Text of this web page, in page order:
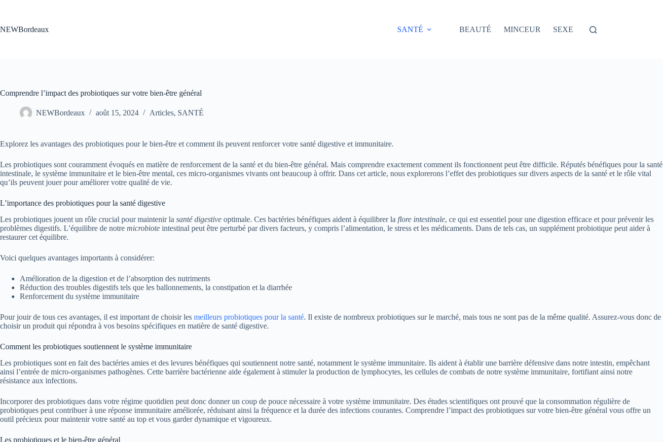
NEWBordeaux
SANTÉ BEAUTÉ MINCEUR SEXE
Comprendre l’impact des probiotiques sur votre bien-être général
NEWBordeaux août 15, 2024 Articles, SANTÉ
Explorez les avantages des probiotiques pour le bien-être et comment ils peuvent renforcer votre santé digestive et immunitaire.
Les probiotiques sont couramment évoqués en matière de renforcement de la santé et du bien-être général. Mais comprendre exactement comment ils fonctionnent peut être difficile. Réputés bénéfiques pour la santé
intestinale, le système immunitaire et le bien-être mental, ces micro-organismes vivants ont beaucoup à offrir. Dans cet article, nous explorerons l’effet des probiotiques sur divers aspects de la santé et le rôle vital
qu’ils peuvent jouer pour améliorer votre qualité de vie.
L’importance des probiotiques pour la santé digestive
Les probiotiques jouent un rôle crucial pour maintenir la santé digestive optimale. Ces bactéries bénéfiques aident à équilibrer la flore intestinale, ce qui est essentiel pour une digestion efficace et pour prévenir les
problèmes digestifs. L’équilibre de notre microbiote intestinal peut être perturbé par divers facteurs, y compris l’alimentation, le stress et les médicaments. Dans de tels cas, un supplément probiotique peut aider à
restaurer cet équilibre.
Voici quelques avantages importants à considérer:
Amélioration de la digestion et de l’absorption des nutriments
Réduction des troubles digestifs tels que les ballonnements, la constipation et la diarrhée
Renforcement du système immunitaire
Pour jouir de tous ces avantages, il est important de choisir les meilleurs probiotiques pour la santé. Il existe de nombreux probiotiques sur le marché, mais tous ne sont pas de la même qualité. Assurez-vous donc de
choisir un produit qui répondra à vos besoins spécifiques en matière de santé digestive.
Comment les probiotiques soutiennent le système immunitaire
Les probiotiques sont en fait des bactéries amies et des levures bénéfiques qui soutiennent notre santé, notamment le système immunitaire. Ils aident à établir une barrière défensive dans notre intestin, empêchant
ainsi l’entrée de micro-organismes pathogènes. Cette barrière bactérienne aide également à stimuler la production de lymphocytes, les cellules de combats de notre système immunitaire, fortifiant ainsi notre
résistance aux infections.
Incorporer des probiotiques dans votre régime quotidien peut donc donner un coup de pouce nécessaire à votre système immunitaire. Des études scientifiques ont prouvé que la consommation régulière de
probiotiques peut contribuer à une réponse immunitaire améliorée, réduisant ainsi la fréquence et la durée des infections courantes. Comprendre l’impact des probiotiques sur votre bien-être général vous offre un
outil précieux pour maintenir votre santé au top et vous garder dynamique et vigoureux.
Les probiotiques et le bien-être général